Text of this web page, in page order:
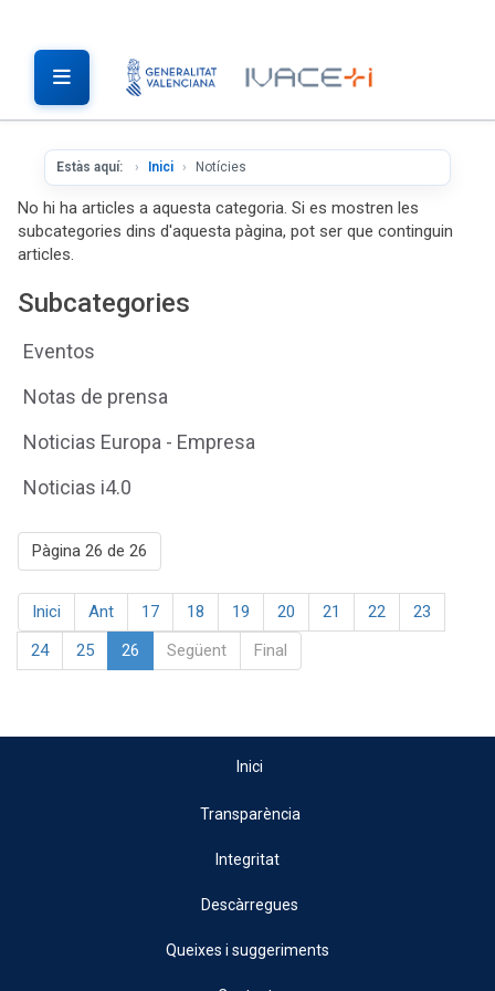
Estàs aquí: Inici Notícies
No hi ha articles a aquesta categoria. Si es mostren les
subcategories dins d'aquesta pàgina, pot ser que continguin
articles.
Subcategories
Eventos
Notas de prensa
Noticias Europa - Empresa
Noticias i4.0
Pàgina 26 de 26
Inici Ant 17 18 19 20 21 22
23
24
25 26 Següent Final
Inici
Transparència
Integritat
Descàrregues
Queixes i suggeriments